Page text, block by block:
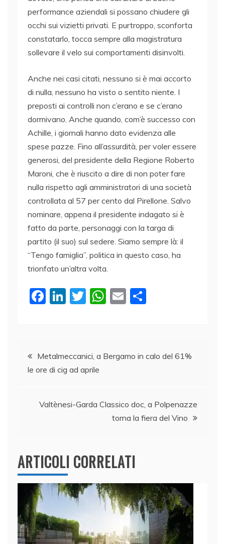
performance aziendali si possano chiudere gli
occhi sui vizietti privati. E purtroppo, sconforta
constatarlo, tocca sempre alla magistratura
sollevare il velo sui comportamenti disinvolti.
Anche nei casi citati, nessuno si è mai accorto
di nulla, nessuno ha visto o sentito niente. I
preposti ai controlli non c’erano e se c’erano
dormivano. Anche quando, com’è successo con
Achille, i giornali hanno dato evidenza alle
spese pazze. Fino all’assurdità, per voler essere
generosi, del presidente della Regione Roberto
Maroni, che è riuscito a dire di non poter fare
nulla rispetto agli amministratori di una società
controllata al 57 per cento dal Pirellone. Salvo
nominare, appena il presidente indagato si è
fatto da parte, personaggi con la targa di
partito (il suo) sul sedere. Siamo sempre là: il
“Tengo famiglia”, politica in questo caso, ha
trionfato un’altra volta.
F
b
o
k
Li
dI
n
T
W
A
E
vi
Navigazione
articoli
Metalmeccanici, a Bergamo in calo del 61%
le ore di cig ad aprile
Valtènesi-Garda Classico doc, a Polpenazze
torna la fiera del Vino
ARTICOLI CORRELATI